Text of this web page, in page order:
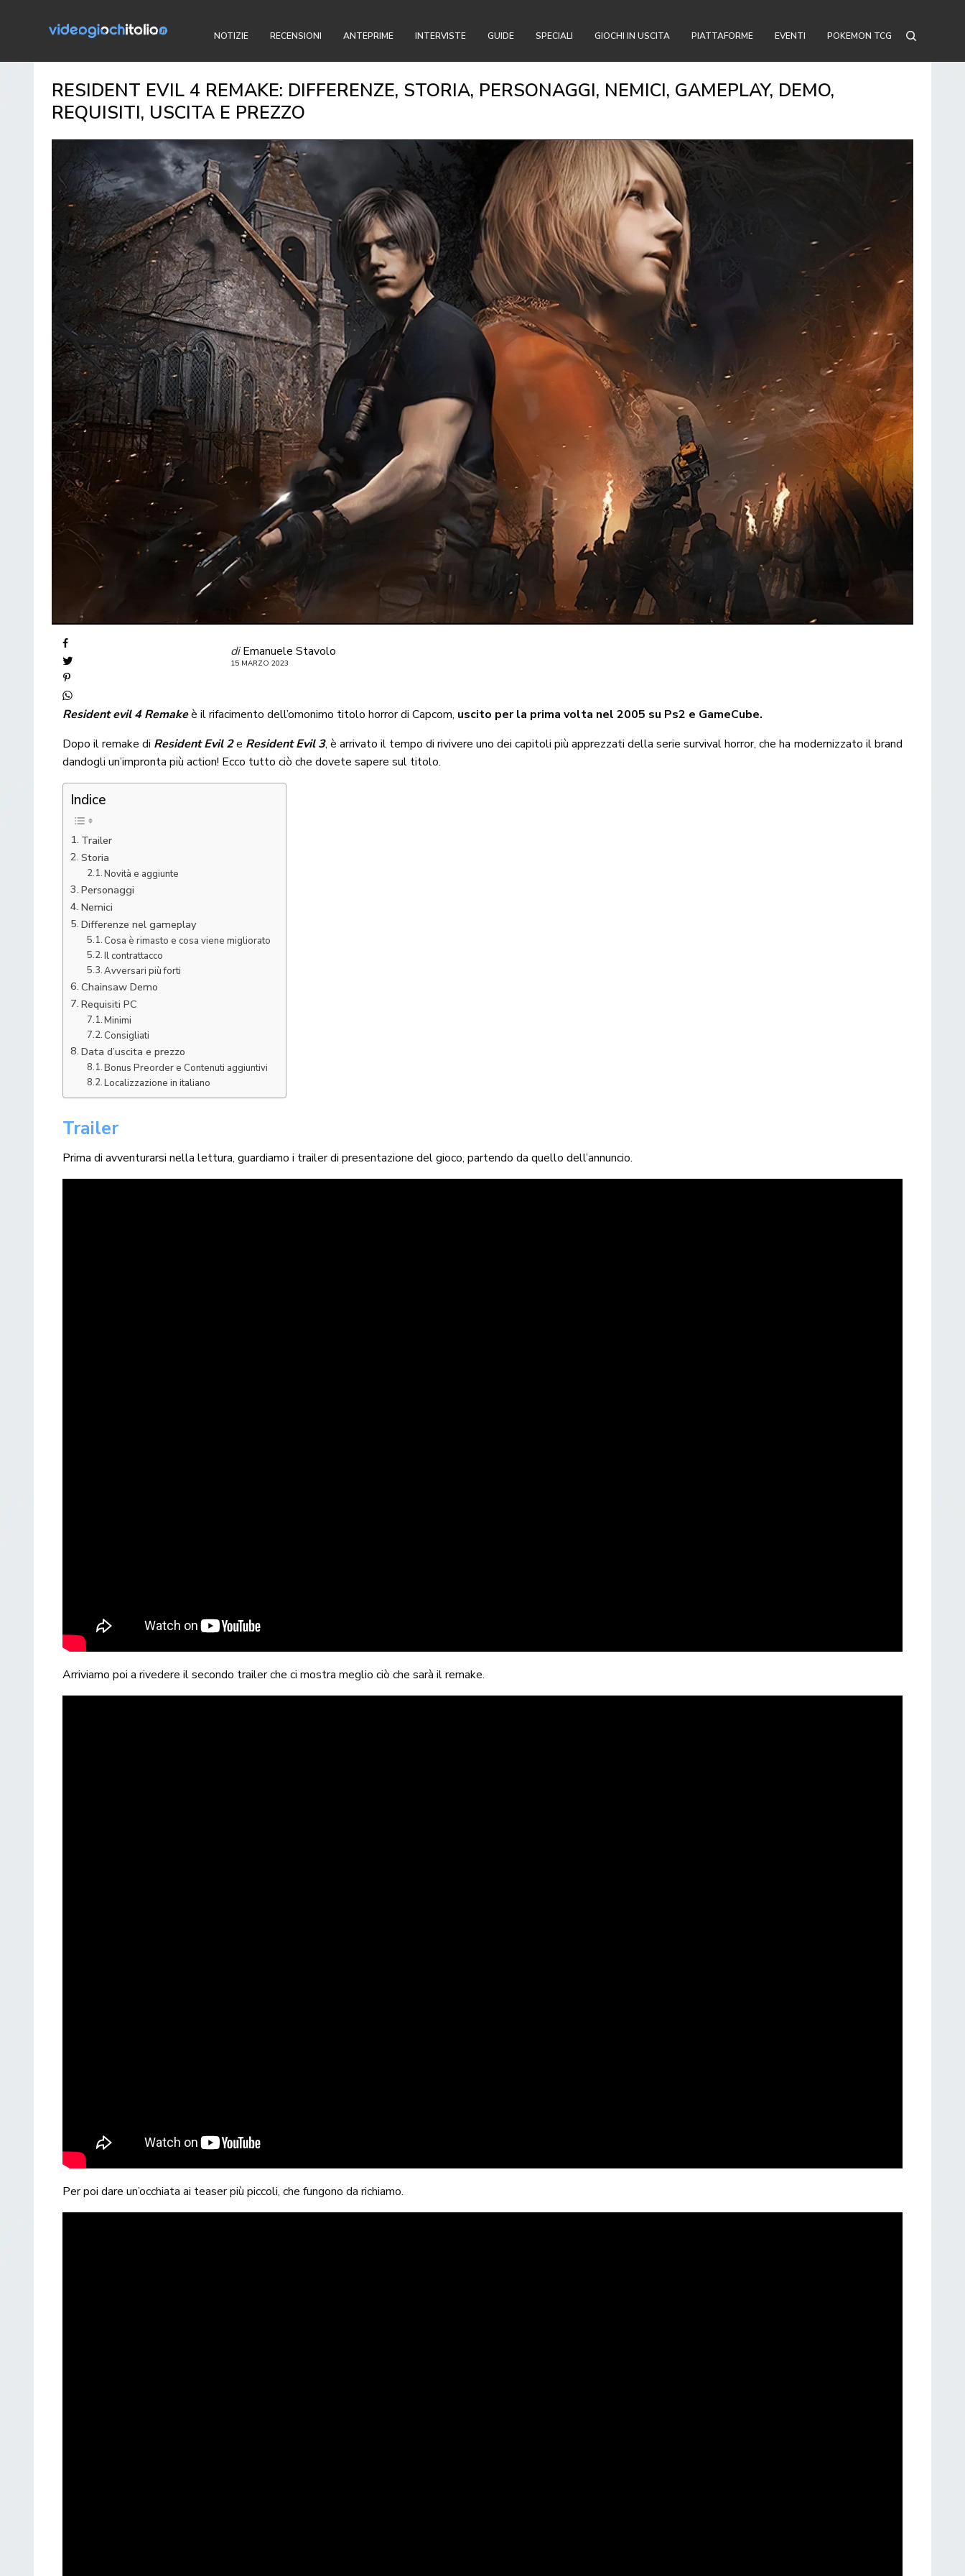
NOTIZIE RECENSIONI ANTEPRIME INTERVISTE GUIDE SPECIALI GIOCHI IN USCITA PIATTAFORME EVENTI POKEMON TCG
RESIDENT EVIL 4 REMAKE: DIFFERENZE, STORIA, PERSONAGGI, NEMICI, GAMEPLAY, DEMO,
REQUISITI, USCITA E PREZZO
di Emanuele Stavolo
15 MARZO 2023
Resident evil 4 Remakeè il rifacimento dell’omonimo titolo horror di Capcom, uscito per la prima volta nel 2005 su Ps2 e GameCube.
Dopo il remake di Resident Evil 2e Resident Evil 3, è arrivato il tempo di rivivere uno dei capitoli più apprezzati della serie survival horror, che ha modernizzato il brand
dandogli un’impronta più action! Ecco tutto ciò che dovete sapere sul titolo.
Indice
Trailer
Storia
Novità e aggiunte
Personaggi
Nemici
Differenze nel gameplay
Cosa è rimasto e cosa viene migliorato
Il contrattacco
Avversari più forti
Chainsaw Demo
Requisiti PC
Minimi
Consigliati
Data d’uscita e prezzo
Bonus Preorder e Contenuti aggiuntivi
Localizzazione in italiano
Trailer
Prima di avventurarsi nella lettura, guardiamo i trailer di presentazione del gioco, partendo da quello dell’annuncio.
Arriviamo poi a rivedere il secondo trailer che ci mostra meglio ciò che sarà il remake.
Per poi dare un’occhiata ai teaser più piccoli, che fungono da richiamo.